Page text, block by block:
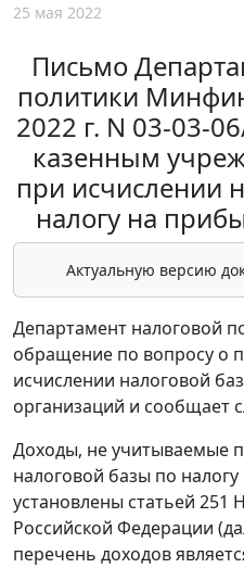
25 мая 2022
Письмо
политики
2022 г. N 03-03-
казенным
при исчислении
налогу на
Актуальную версию
Департамент налоговой
обращение по вопросу о
исчислении налоговой
организаций и сообщает
Доходы, не учитываемые
налоговой базы по
установлены статьей 251
Российской Федерации
перечень доходов